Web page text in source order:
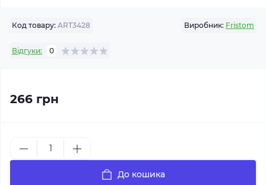
Код товару: ART3428 Виробник: Fristom
Відгуки: 0
266 грн
До кошика